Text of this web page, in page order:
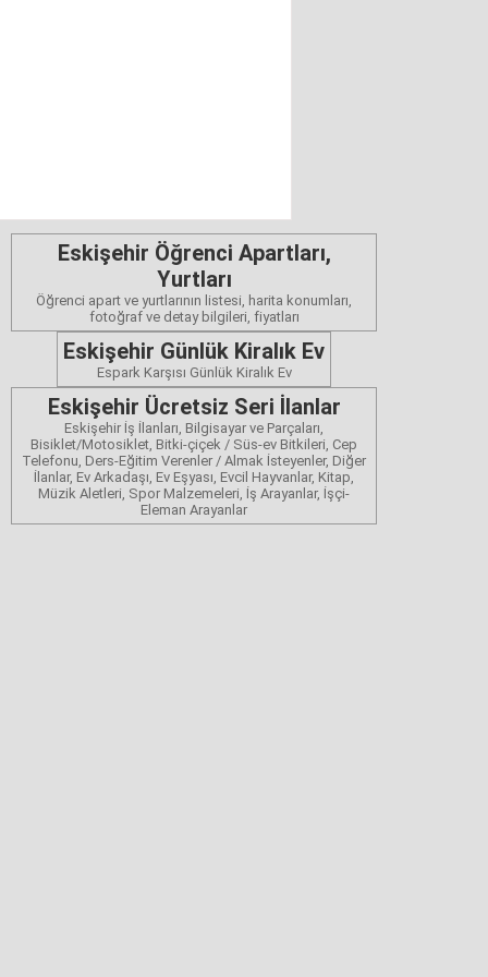
Eskişehir Öğrenci Apartları,
Yurtları
Öğrenci apart ve yurtlarının listesi, harita konumları,
fotoğraf ve detay bilgileri, fiyatları
Eskişehir Günlük Kiralık Ev
Espark Karşısı Günlük Kiralık Ev
Eskişehir Ücretsiz Seri İlanlar
Eskişehir İş İlanları, Bilgisayar ve Parçaları,
Bisiklet/Motosiklet, Bitki-çiçek / Süs-ev Bitkileri, Cep
Telefonu, Ders-Eğitim Verenler / Almak İsteyenler, Diğer
İlanlar, Ev Arkadaşı, Ev Eşyası, Evcil Hayvanlar, Kitap,
Müzik Aletleri, Spor Malzemeleri, İş Arayanlar, İşçi-
Eleman Arayanlar